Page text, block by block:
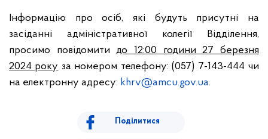
Інформацію про осіб, які будуть присутні на
засіданні адміністративної колегії Відділення,
просимо повідомитидо 12:00 години 27 березня
2024 року за номером телефону: (057) 7-143-444 чи
на електронну адресу: khrv@amcu.gov.ua.
Поділитися